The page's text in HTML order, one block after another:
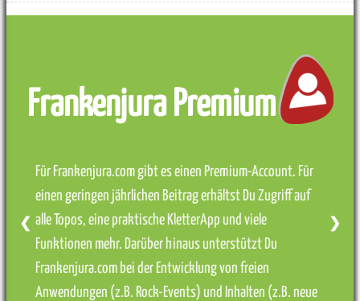
Frankenjura Premium
Für Frankenjura.com gibt es einen Premium-Account. Für
einen geringen jährlichen Beitrag erhältst Du Zugriff auf
alle Topos, eine praktische KletterApp und viele
Funktionen mehr. Darüber hinaus unterstützt Du
Frankenjura.com bei der Entwicklung von freien
Anwendungen (z.B. Rock-Events) und Inhalten (z.B. neue
❮ ❯